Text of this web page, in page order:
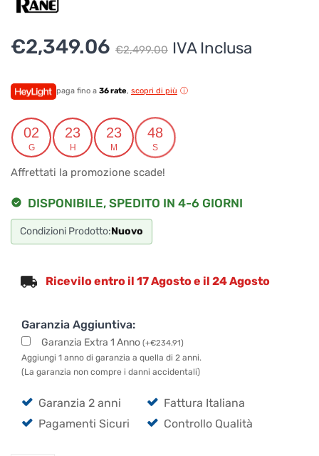
€2,499.00 Il
originale
€2,499.00.
€2,349.06
Il
attuale
€2,349.06.
IVA Inclusa
paga fino a 36 rate, scopri di più
02
G
23
H
23
M
48
S
Affrettati la promozione scade!
DISPONIBILE, SPEDITO IN 4-6 GIORNI
Condizioni Prodotto:Nuovo
Ricevilo entro il 17 Agosto e il 24 Agosto
Garanzia Aggiuntiva:
Garanzia Extra 1 Anno (+€234.91)
Aggiungi 1 anno di garanzia a quella di 2 anni.
(La garanzia non compre i danni accidentali)
Garanzia 2 anni
Fattura Italiana
Pagamenti Sicuri
Controllo Qualità